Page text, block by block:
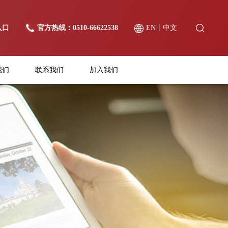
EN丨 中文
官方热线：0510-66622538
们 联系我们 加入我们